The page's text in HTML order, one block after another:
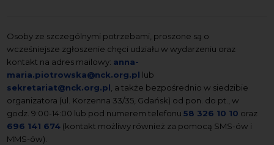
Osoby ze szczególnymi potrzebami, proszone są o
wcześniejsze zgłoszenie chęci udziału w wydarzeniu oraz
kontakt na adres mailowy: anna-
maria.piotrowska@nck.org.pl lub
sekretariat@nck.org.pl , a także bezpośrednio w siedzibie
organizatora (ul. Korzenna 33/35, Gdańsk) od pon. do pt., w
godz. 9:00-14:00 lub pod numerem telefonu58 326 10 10 oraz
696 141 674 (kontakt możliwy również za pomocą SMS-ów i
MMS-ów).